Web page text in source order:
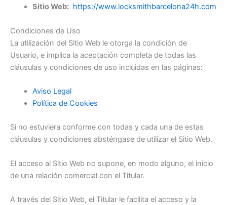
Sitio Web: https://www.locksmithbarcelona24h.com
Condiciones de Uso
La utilización del Sitio Web le otorga la condición de
Usuario, e implica la aceptación completa de todas las
cláusulas y condiciones de uso incluidas en las páginas:
Aviso Legal
Política de Cookies
Si no estuviera conforme con todas y cada una de estas
cláusulas y condiciones absténgase de utilizar el Sitio Web.
El acceso al Sitio Web no supone, en modo alguno, el inicio
de una relación comercial con el Titular.
A través del Sitio Web, el Titular le facilita el acceso y la